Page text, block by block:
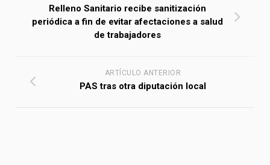
Relleno Sanitario recibe sanitización
periódica a fin de evitar afectaciones a salud
de trabajadores
ARTÍCULO ANTERIOR
PAS tras otra diputación local